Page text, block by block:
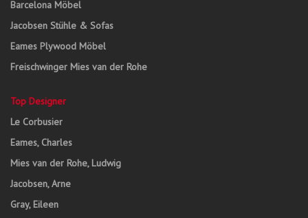
Barcelona Möbel
Jacobsen Stühle & Sofas
Eames Plywood Möbel
Freischwinger Mies van der Rohe
Top Designer
Le Corbusier
Eames, Charles
Mies van der Rohe, Ludwig
Jacobsen, Arne
Gray, Eileen